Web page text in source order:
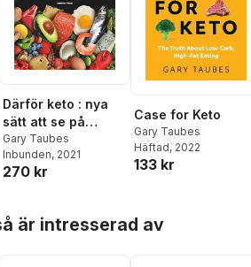
Därför keto : nya
sätt att se på
viktnedgång och
forskning om
LCHF-kost
Gary Taubes
Inbunden, 2021
270 kr
Case for Keto
Gary Taubes
Häftad, 2022
133 kr
är intresserad av